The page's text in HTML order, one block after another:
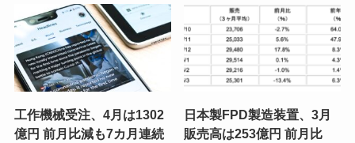
工作機械受注、4月は1302
億円 前月比減も7カ月連続
日本製FPD製造装置、3月
販売高は253億円 前月比